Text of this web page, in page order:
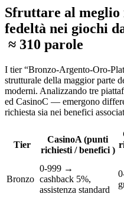
Sfruttare al
fedeltà nei giochi
≈ 310 parole
I tier
strutturale della maggior parte
moderni. Analizzando tre
ed CasinoC — emergono
richiesta sia nei benefici
Tier
CasinoA (punti
richiesti / benefici )
Bronzo
0‑999 →
cashback 5%,
assistenza standard